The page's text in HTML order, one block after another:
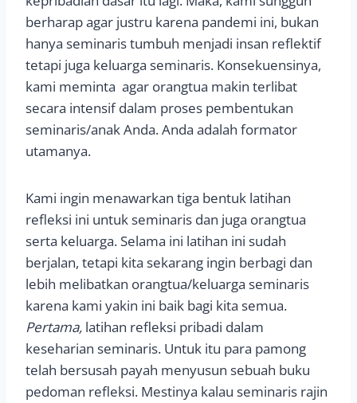
berharap agar justru karena pandemi ini, bukan
hanya seminaris tumbuh menjadi insan reflektif
tetapi juga keluarga seminaris. Konsekuensinya,
kami meminta agar orangtua makin terlibat
secara intensif dalam proses pembentukan
seminaris/anak Anda. Anda adalah formator
utamanya.
Kami ingin menawarkan tiga bentuk latihan
refleksi ini untuk seminaris dan juga orangtua
serta keluarga. Selama ini latihan ini sudah
berjalan, tetapi kita sekarang ingin berbagi dan
lebih melibatkan orangtua/keluarga seminaris
karena kami yakin ini baik bagi kita semua.
Pertama, latihan refleksi pribadi dalam
keseharian seminaris. Untuk itu para pamong
telah bersusah payah menyusun sebuah buku
pedoman refleksi. Mestinya kalau seminaris rajin